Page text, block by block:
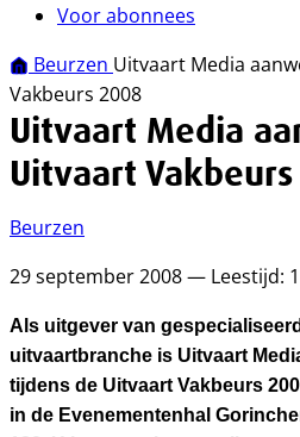
Voor abonnees
Beurzen Uitvaart Media
Vakbeurs 2008
Uitvaart Media
Uitvaart
Beurzen
29 september 2008 — Leestijd:
Als uitgever van
uitvaartbranche is Uitvaart
tijdens de Uitvaart Vakbeurs
in de Evenementenhal